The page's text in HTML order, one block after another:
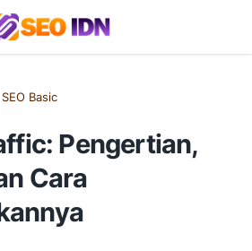
SEO Basic
Pengertian,
Cara